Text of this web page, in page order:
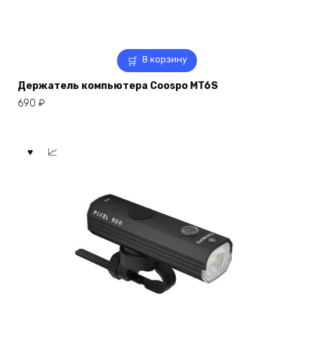
В корзину
Держатель компьютера Coospo MT6S
690 ₽